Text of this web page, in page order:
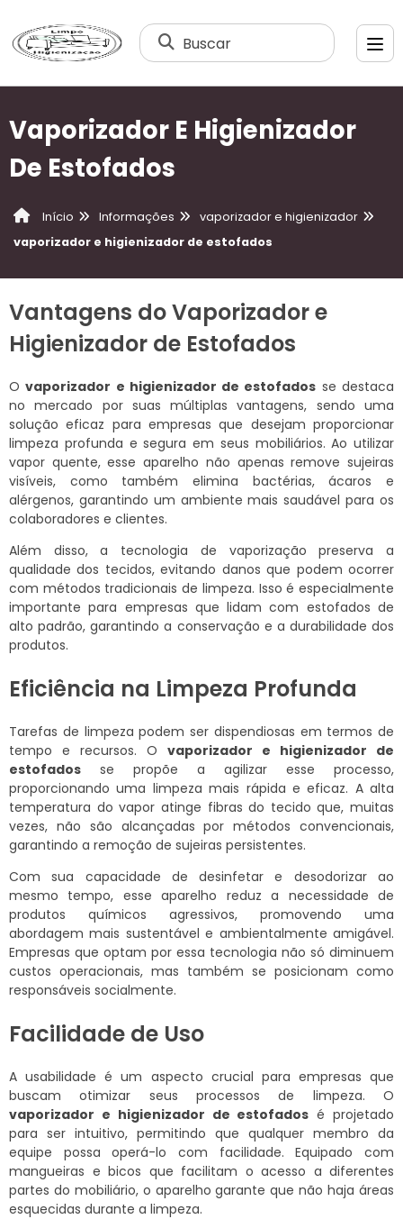
Buscar
Vaporizador E Higienizador
De Estofados
Início Informações
vaporizador e higienizador
vaporizador e higienizador de estofados
Vantagens do Vaporizador e
Higienizador de Estofados
Ovaporizador e higienizador de estofados se destaca
no mercado por suas múltiplas vantagens, sendo uma
solução eficaz para empresas que desejam proporcionar
limpeza profunda e segura em seus mobiliários. Ao utilizar
vapor quente, esse aparelho não apenas remove sujeiras
visíveis, como também elimina bactérias, ácaros e
alérgenos, garantindo um ambiente mais saudável para os
colaboradores e clientes.
Além disso, a tecnologia de vaporização preserva a
qualidade dos tecidos, evitando danos que podem ocorrer
com métodos tradicionais de limpeza. Isso é especialmente
importante para empresas que lidam com estofados de
alto padrão, garantindo a conservação e a durabilidade dos
produtos.
Eficiência na Limpeza Profunda
Tarefas de limpeza podem ser dispendiosas em termos de
tempo e recursos. O vaporizador e higienizador de
estofados se propõe a agilizar esse processo,
proporcionando uma limpeza mais rápida e eficaz. A alta
temperatura do vapor atinge fibras do tecido que, muitas
vezes, não são alcançadas por métodos convencionais,
garantindo a remoção de sujeiras persistentes.
Com sua capacidade de desinfetar e desodorizar ao
mesmo tempo, esse aparelho reduz a necessidade de
produtos químicos agressivos, promovendo uma
abordagem mais sustentável e ambientalmente amigável.
Empresas que optam por essa tecnologia não só diminuem
custos operacionais, mas também se posicionam como
responsáveis socialmente.
Facilidade de Uso
A usabilidade é um aspecto crucial para empresas que
buscam otimizar seus processos de limpeza. O
vaporizador e higienizador de estofados é projetado
para ser intuitivo, permitindo que qualquer membro da
equipe possa operá-lo com facilidade. Equipado com
mangueiras e bicos que facilitam o acesso a diferentes
partes do mobiliário, o aparelho garante que não haja áreas
esquecidas durante a limpeza.